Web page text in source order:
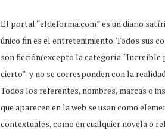
El portal “eldeforma.com” es un diario
único fin es el entretenimiento. Todos sus
son ficción(excepto la categoría “Increíble
cierto” y no se corresponden con la
Todos los referentes, nombres, marcas o
que aparecen en la web se usan como
contextuales, como en cualquier novela o